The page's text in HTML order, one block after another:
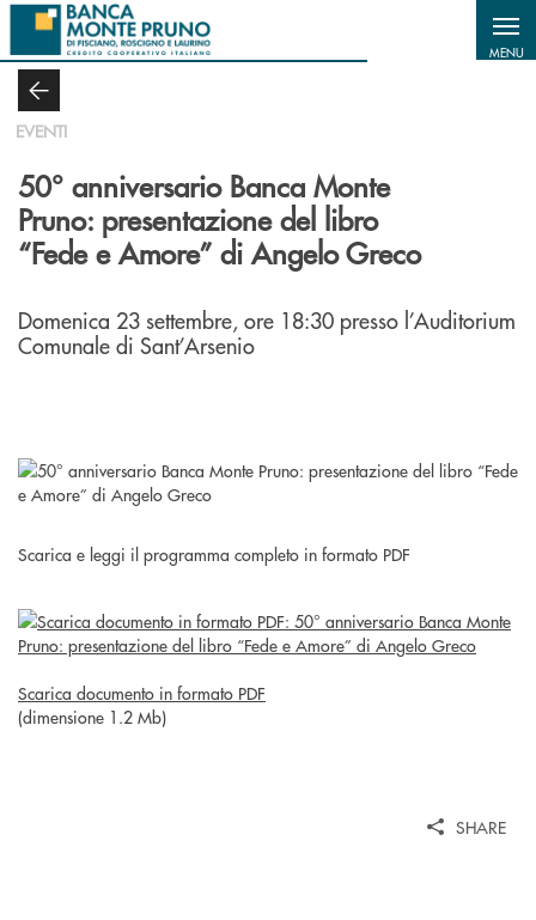
Salta al contenuto principale
MENU
EVENTI
50° anniversario Banca Monte
Pruno: presentazione del libro
“Fede e Amore” di Angelo Greco
Domenica 23 settembre, ore 18:30 presso l’Auditorium
Comunale di Sant’Arsenio
Scarica e leggi il programma completo in formato PDF
Scarica documento in formato PDF
(dimensione 1.2 Mb)
SHARE